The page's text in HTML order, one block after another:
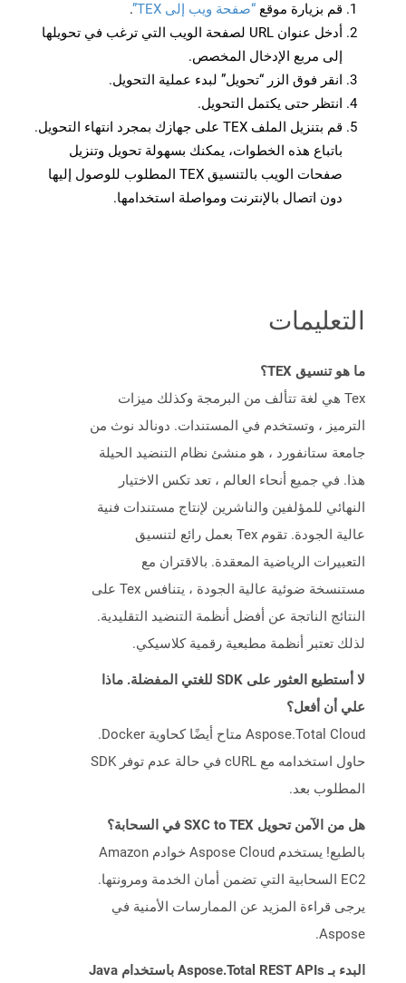
قم بزيارة موقع “صفحة ويب إلى TEX”
.
أدخل عنوان URL لصفحة الويب التي ترغب في تحويلها
إلى مربع الإدخال المخصص.
انقر فوق الزر “تحويل” لبدء عملية التحويل.
انتظر حتى يكتمل التحويل.
قم بتنزيل الملف TEX على جهازك بمجرد انتهاء التحويل.
باتباع هذه الخطوات، يمكنك بسهولة تحويل وتنزيل
صفحات الويب بالتنسيق TEX المطلوب للوصول إليها
دون اتصال بالإنترنت ومواصلة استخدامها.
التعليمات
ما هو تنسيق TEX؟
Tex هي لغة تتألف من البرمجة وكذلك ميزات
الترميز ، وتستخدم في المستندات. دونالد نوث من
جامعة ستانفورد ، هو منشئ نظام التنضيد الحيلة
هذا. في جميع أنحاء العالم ، تعد تكس الاختيار
النهائي للمؤلفين والناشرين لإنتاج مستندات فنية
عالية الجودة. تقوم Tex بعمل رائع لتنسيق
التعبيرات الرياضية المعقدة. بالاقتران مع
مستنسخة ضوئية عالية الجودة ، يتنافس Tex على
النتائج الناتجة عن أفضل أنظمة التنضيد التقليدية.
لذلك تعتبر أنظمة مطبعية رقمية كلاسيكي.
لا أستطيع العثور على SDK للغتي المفضلة. ماذا
علي أن أفعل؟
Aspose.Total Cloud متاح أيضًا كحاوية Docker.
حاول استخدامه مع cURL في حالة عدم توفر SDK
المطلوب بعد.
هل من الآمن تحويل SXC to TEX في السحابة؟
بالطبع! يستخدم Aspose Cloud خوادم Amazon
EC2 السحابية التي تضمن أمان الخدمة ومرونتها.
يرجى قراءة المزيد عن الممارسات الأمنية في
Aspose.
البدء بـ Aspose.Total REST APIs باستخدام Java